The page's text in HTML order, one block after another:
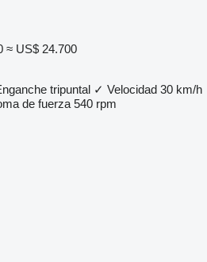
≈ US$ 24.700
tripuntal ✓ Velocidad 30 km/h
de fuerza 540 rpm